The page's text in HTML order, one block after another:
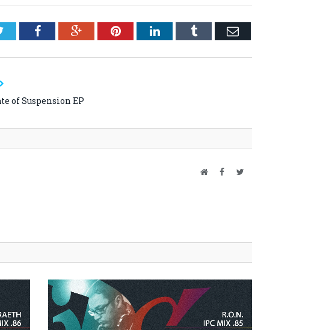
TwitterFacebookGoogle+PinterestLinkedInTumblr Email
of Suspension EP
WebsiteFacebookTwitter